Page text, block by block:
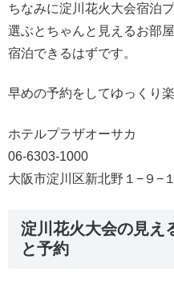
ちなみに淀川花火大会宿泊
選ぶとちゃんと見えるお部
宿泊できるはずです。
早めの予約をしてゆっくり
ホテルプラザオーサカ
06-6303-1000
大阪市淀川区新北野１−９−
淀川花火大会の見え
と予約